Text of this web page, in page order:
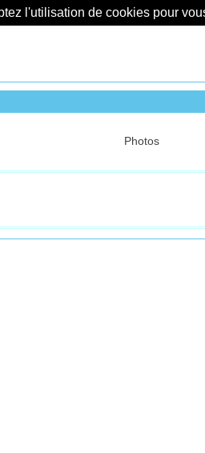
l'utilisation de cookies pour
Photos